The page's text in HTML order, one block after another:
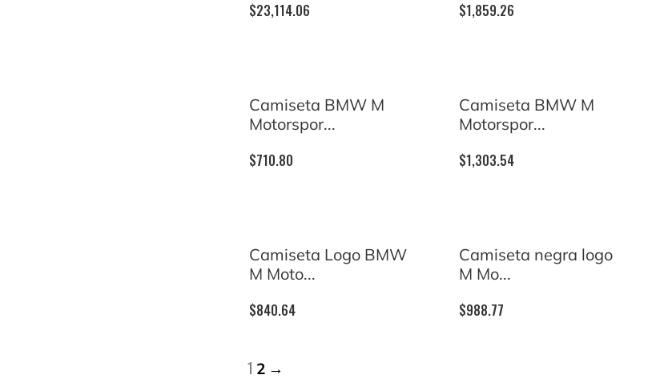
$23,114.06 $1,859.26
Camiseta BMW M
Motorspor...
$710.80
Camiseta BMW M
Motorspor...
$1,303.54
Camiseta Logo BMW
M Moto...
$840.64
Camiseta negra logo
M Mo...
$988.77
1 2 →